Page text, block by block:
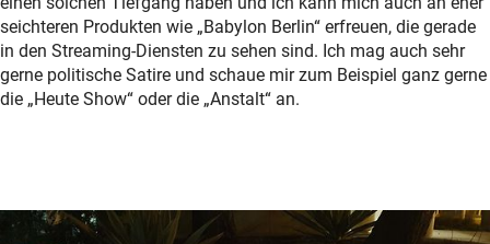
seichteren Produkten wie „Babylon Berlin“ erfreuen, die gerade
in den Streaming-Diensten zu sehen sind. Ich mag auch sehr
gerne politische Satire und schaue mir zum Beispiel ganz gerne
die „Heute Show“ oder die „Anstalt“ an.